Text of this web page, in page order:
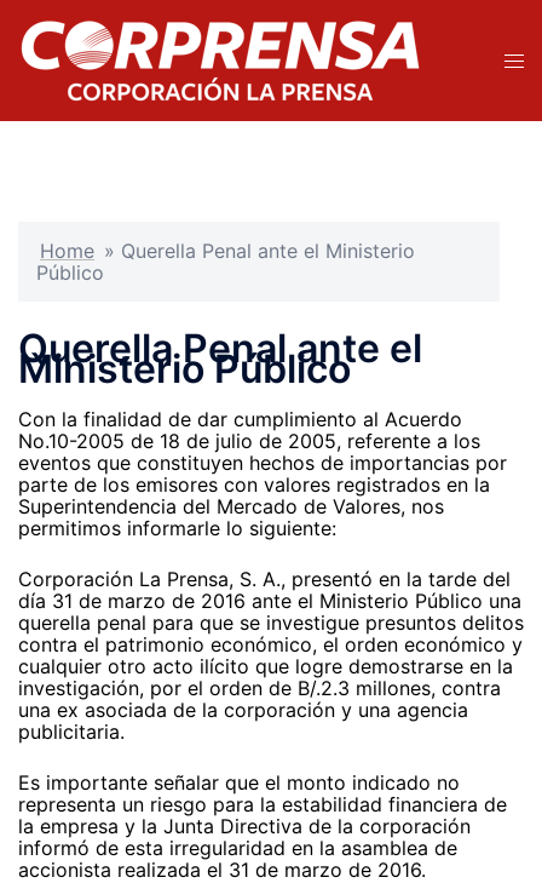
contenido
Home » Querella Penal ante el Ministerio
Público
Querella Penal ante el
Ministerio Público
Con la finalidad de dar cumplimiento al Acuerdo
No.10-2005 de 18 de julio de 2005, referente a los
eventos que constituyen hechos de importancias por
parte de los emisores con valores registrados en la
Superintendencia del Mercado de Valores, nos
permitimos informarle lo siguiente:
Corporación La Prensa, S. A., presentó en la tarde del
día 31 de marzo de 2016 ante el Ministerio Público una
querella penal para que se investigue presuntos delitos
contra el patrimonio económico, el orden económico y
cualquier otro acto ilícito que logre demostrarse en la
investigación, por el orden de B/.2.3 millones, contra
una ex asociada de la corporación y una agencia
publicitaria.
Es importante señalar que el monto indicado no
representa un riesgo para la estabilidad financiera de
la empresa y la Junta Directiva de la corporación
informó de esta irregularidad en la asamblea de
accionista realizada el 31 de marzo de 2016.